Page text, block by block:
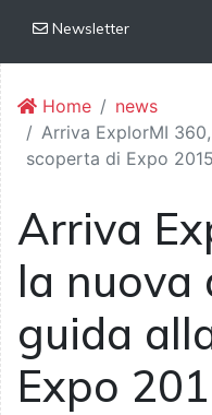
Newsletter
Home
news
Arriva ExplorMI
scoperta di Expo 2015
Arriva
la nuova
guida
Expo